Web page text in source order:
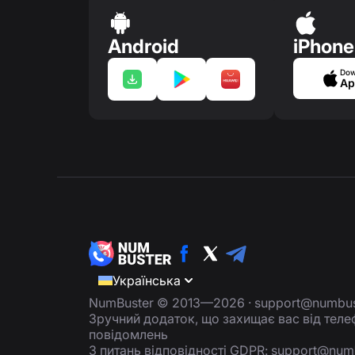
Android iPhone
Українська
NumBuster © 2013—2026 ·
Зручний додаток, що захищає вас від
повідомлень
З питань відповідності GDPR: